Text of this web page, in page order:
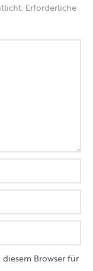
Erforderliche
Browser für